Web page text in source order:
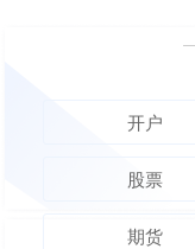
开户
股票
期货